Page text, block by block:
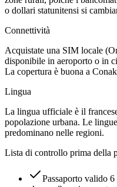
o dollari statunitensi si
Connettività
Acquistate una SIM locale
disponibile in aeroporto o in
La copertura è buona a
Lingua
La lingua ufficiale è il
popolazione urbana. Le
predominano nelle regioni.
Lista di controllo prima della
Passaporto valido